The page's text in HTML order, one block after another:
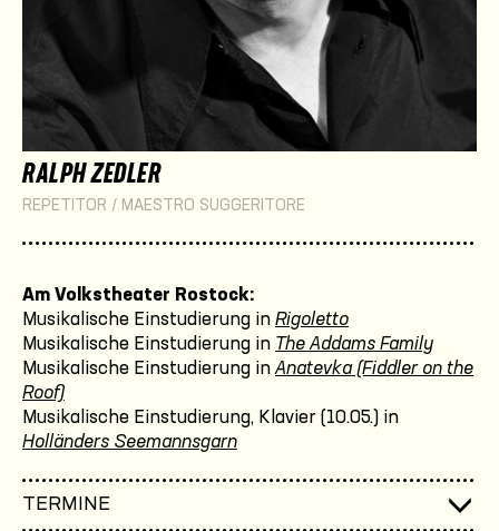
RALPH ZEDLER
REPETITOR / MAESTRO SUGGERITORE
Am Volkstheater Rostock:
Musikalische Einstudierung in Rigoletto
Musikalische Einstudierung in The Addams Family
Musikalische Einstudierung in Anatevka (Fiddler on the
Roof)
Musikalische Einstudierung, Klavier (10.05.) in
Holländers Seemannsgarn
TERMINE